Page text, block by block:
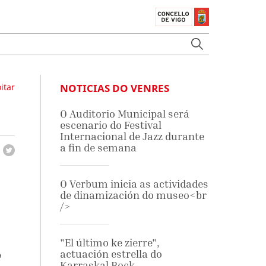
NOTICIAS DO VENRES
O Auditorio Municipal será
escenario do Festival
Internacional de Jazz durante
a fin de semana
O Verbum inicia as actividades
de dinamización do museo<br
/>
"El último ke zierre",
actuación estrella do